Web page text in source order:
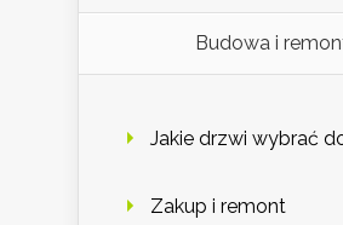
Budowa i
Jakie drzwi wybrać
Zakup i remont